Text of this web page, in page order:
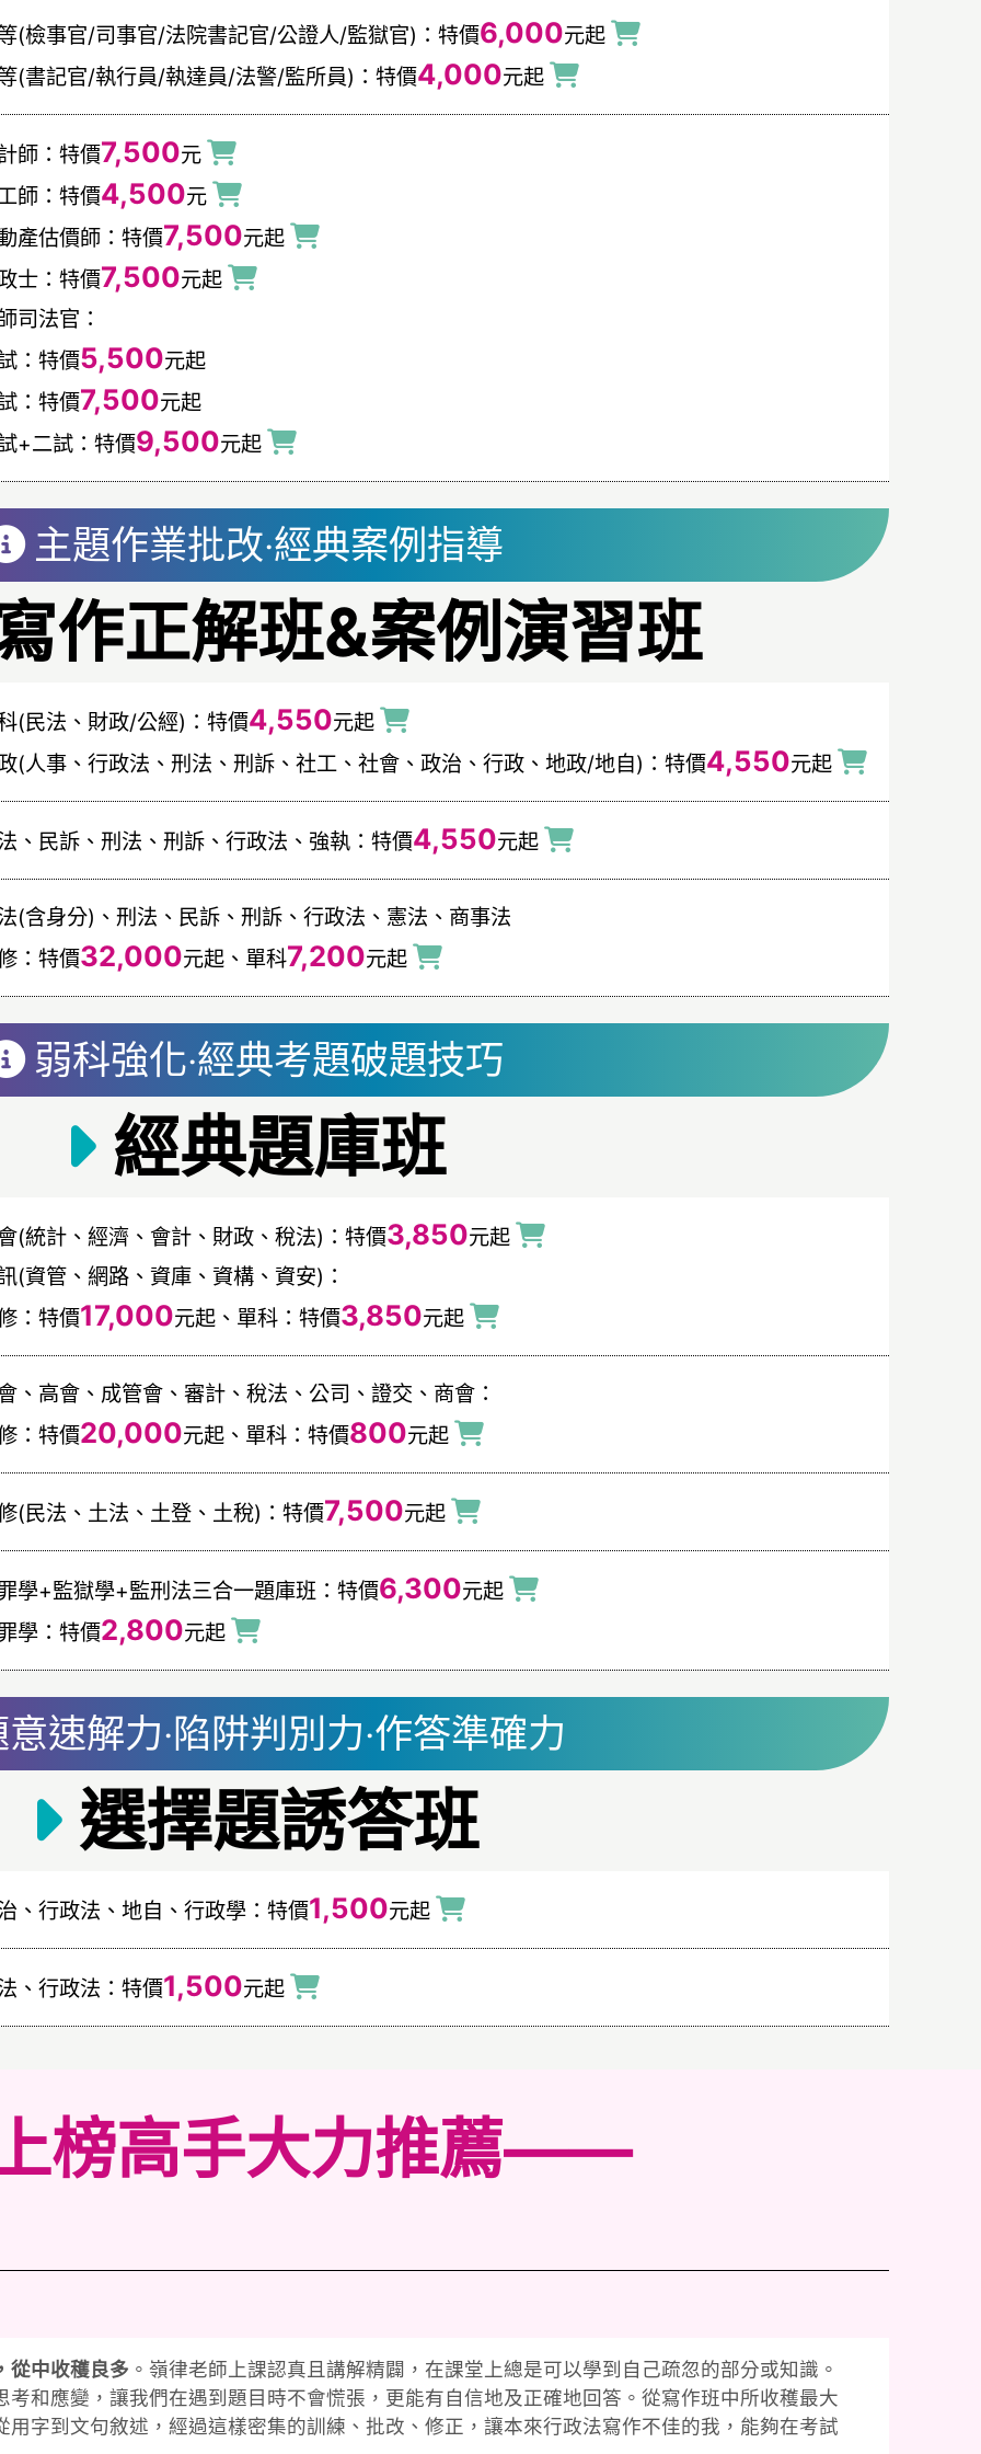
(檢事官/司事官/法院書記官/公證人/監獄官)：特價6,000元起
(書記官/執行員/執達員/法警/監所員)：特價4,000元起
師：特價7,500元
師：特價4,500元
產估價師：特價7,500元起
士 ：特價7,500元起
司法官：
：特價5,500元起
：特價7,500元起
+二試：特價9,500元起
主題作業批改‧經典案例指導
作正解班&案例演習班
(民法、財政/公經)：特價4,550元起
(人事、行政法、刑法、刑訴、社工、社會、政治、行政、地政/地自)：特價4,550元起
、民訴、刑法、刑訴、行政法、強執：特價4,550元起
(含身分)、刑法、民訴、刑訴、行政法、憲法、商事法
：特價32,000元起、單科7,200元起
弱科強化‧經典考題破題技巧
經典題庫班
(統計、經濟、會計、財政、稅法)：特價3,850元起
(資管、網路、資庫、資構、資安)：
：特價17,000元起、單科：特價3,850元起
、高會、成管會、審計、稅法、公司、證交、商會：
：特價20,000元起、單科：特價800元起
(民法、土法、土登、土稅)：特價7,500元起
學+監獄學+監刑法三合一題庫班：特價6,300元起
學：特價2,800元起
速解力‧陷阱判別力‧作答準確力
選擇題誘答班
、行政法、地自、行政學：特價1,500元起
、行政法：特價1,500元起
高手大力推薦——
從中收穫良多 。嶺律老師上課認真且講解精闢，在課堂上總是可以學到自己疏忽的部分或知識。
和應變，讓我們在遇到題目時不會慌張，更能有自信地及正確地回答。從寫作班中所收穫最大
字到文句敘述，經過這樣密集的訓練、批改、修正，讓本來行政法寫作不佳的我，能夠在考試